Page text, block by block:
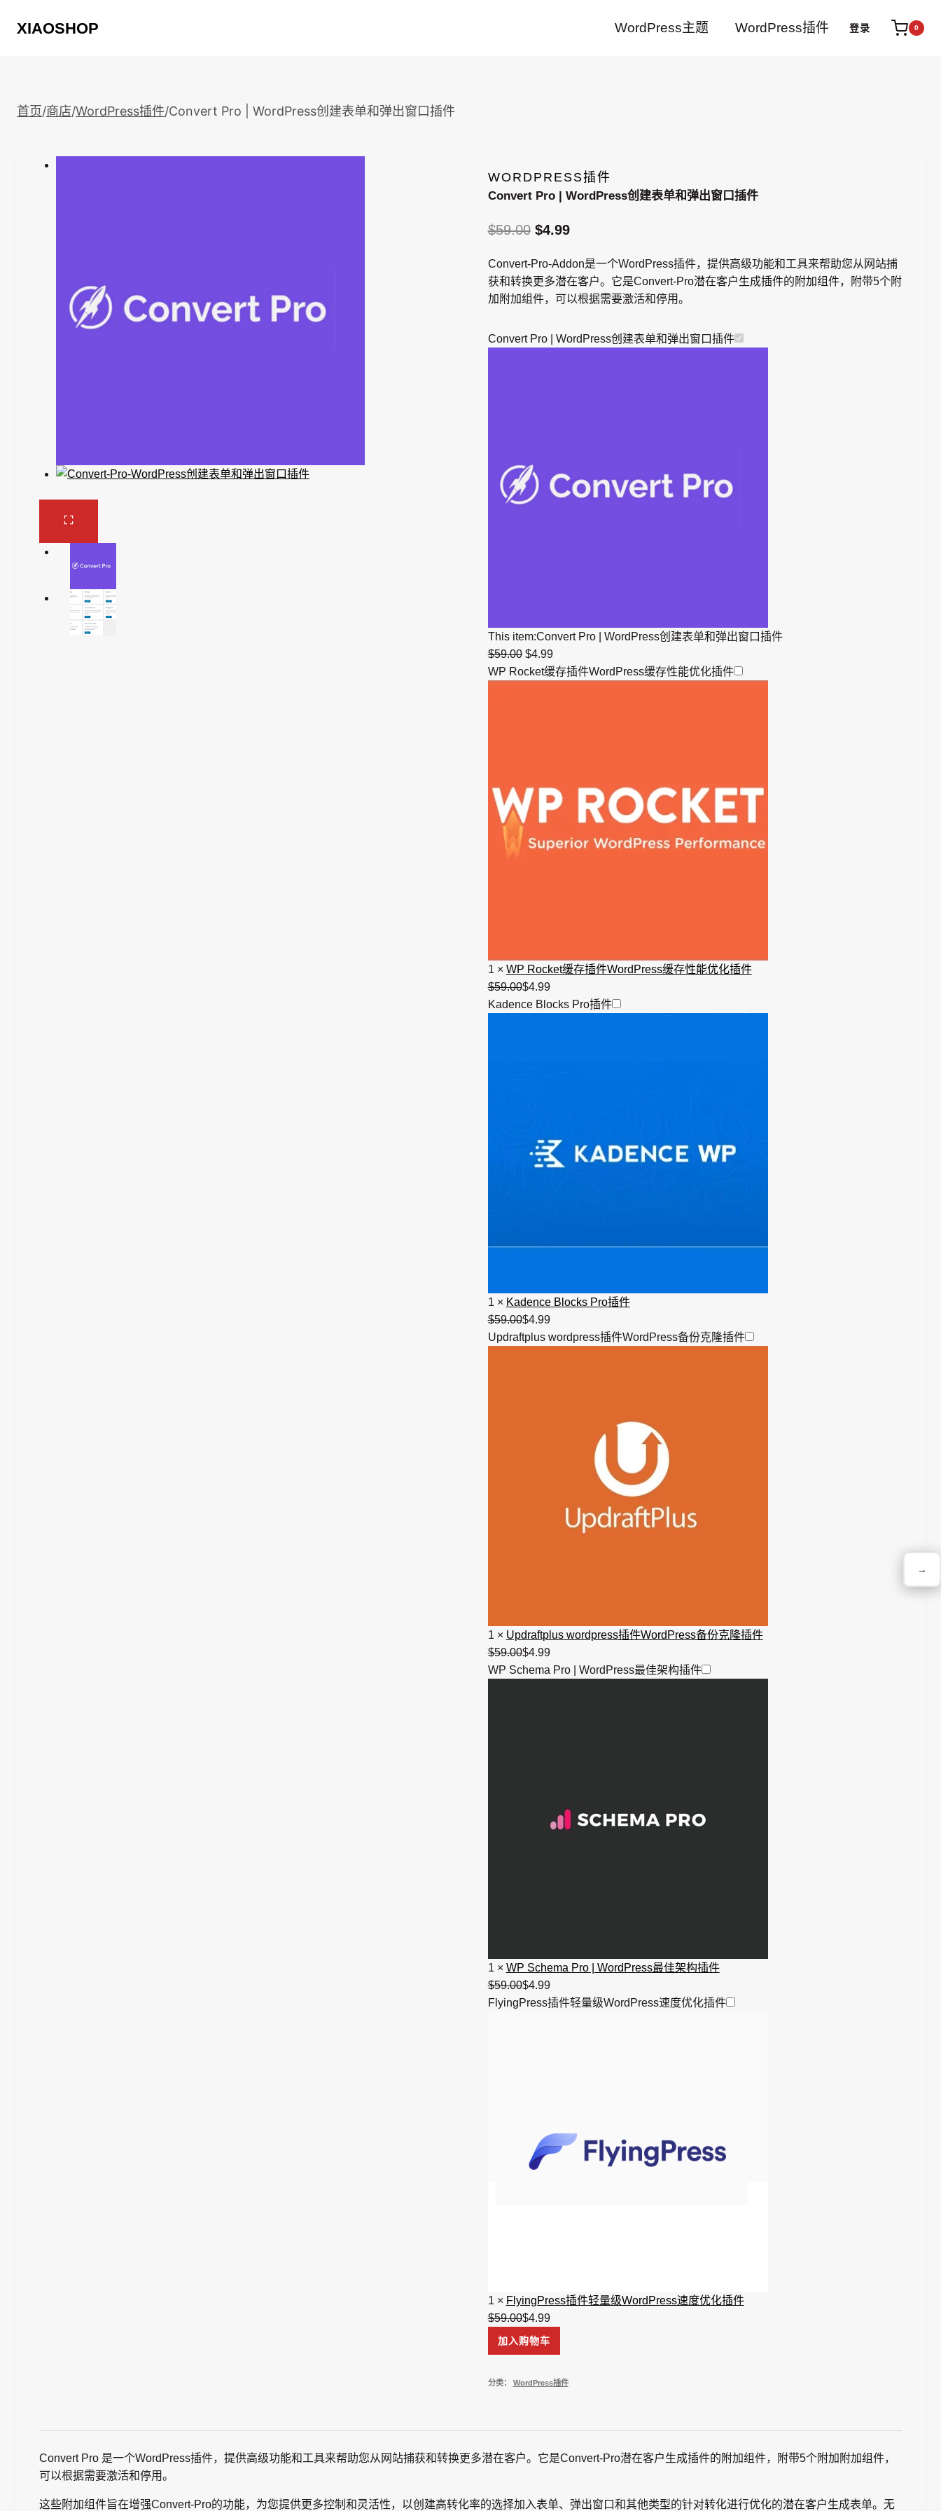
XIAOSHOP WordPress主题 WordPress插件 登录 0
→
首页/商店/WordPress插件/Convert Pro | WordPress创建表单和弹出窗口插件
WORDPRESS插件
Convert Pro | WordPress创建表单和弹出窗口插件
$59.00 原
为：
$59.00。
$4.99当
价
格
$4.99。
Convert-Pro-Addon是一个WordPress插件，提供高级功能和工具来帮助您从网站捕
获和转换更多潜在客户。它是Convert-Pro潜在客户生成插件的附加组件，附带5个附
加附加组件，可以根据需要激活和停用。
Convert Pro | WordPress创建表单和弹出窗口插件
This item:Convert Pro | WordPress创建表单和弹出窗口插件
$59.00 $4.99
WP Rocket缓存插件WordPress缓存性能优化插件
1 × WP Rocket缓存插件WordPress缓存性能优化插件
$59.00原
价
$4.99当
前
Kadence Blocks Pro插件
1 × Kadence Blocks Pro插件
$59.00原
价
$4.99当
前
Updraftplus wordpress插件WordPress备份克隆插件
1 × Updraftplus wordpress插件WordPress备份克隆插件
$59.00原
价
$4.99当
前
WP Schema Pro | WordPress最佳架构插件
1 × WP Schema Pro | WordPress最佳架构插件
$59.00原
价
$4.99当
前
FlyingPress插件轻量级WordPress速度优化插件
1 × FlyingPress插件轻量级WordPress速度优化插件
$59.00原
价
为：
$4.99当
价
为：
Convert
Pro
WordPress
单
加入购物车
分类： WordPress插件
Convert Pro 是一个WordPress插件，提供高级功能和工具来帮助您从网站捕获和转换更多潜在客户。它是Convert-Pro潜在客户生成插件的附加组件，附带5个附加附加组件，
可以根据需要激活和停用。
这些附加组件旨在增强Convert-Pro的功能，为您提供更多控制和灵活性，以创建高转化率的选择加入表单、弹出窗口和其他类型的针对转化进行优化的潜在客户生成表单。无
→